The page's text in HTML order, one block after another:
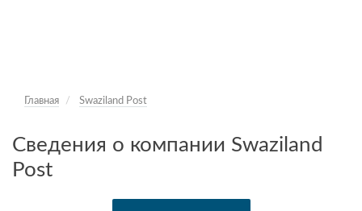
Главная Swaziland Post
Сведения о компании Swaziland
Post